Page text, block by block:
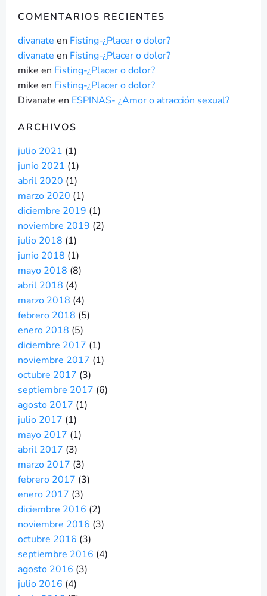
COMENTARIOS RECIENTES
divanate en Fisting-¿Placer o dolor?
divanate en Fisting-¿Placer o dolor?
mike en Fisting-¿Placer o dolor?
mike en Fisting-¿Placer o dolor?
Divanate en ESPINAS- ¿Amor o atracción sexual?
ARCHIVOS
julio 2021 (1)
junio 2021 (1)
abril 2020 (1)
marzo 2020 (1)
diciembre 2019 (1)
noviembre 2019 (2)
julio 2018 (1)
junio 2018 (1)
mayo 2018 (8)
abril 2018 (4)
marzo 2018 (4)
febrero 2018 (5)
enero 2018 (5)
diciembre 2017 (1)
noviembre 2017 (1)
octubre 2017 (3)
septiembre 2017 (6)
agosto 2017 (1)
julio 2017 (1)
mayo 2017 (1)
abril 2017 (3)
marzo 2017 (3)
febrero 2017 (3)
enero 2017 (3)
diciembre 2016 (2)
noviembre 2016 (3)
octubre 2016 (3)
septiembre 2016 (4)
agosto 2016 (3)
julio 2016 (4)